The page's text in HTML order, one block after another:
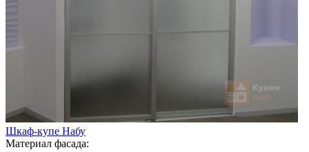
Шкаф-купе Набу
Материал фасада: